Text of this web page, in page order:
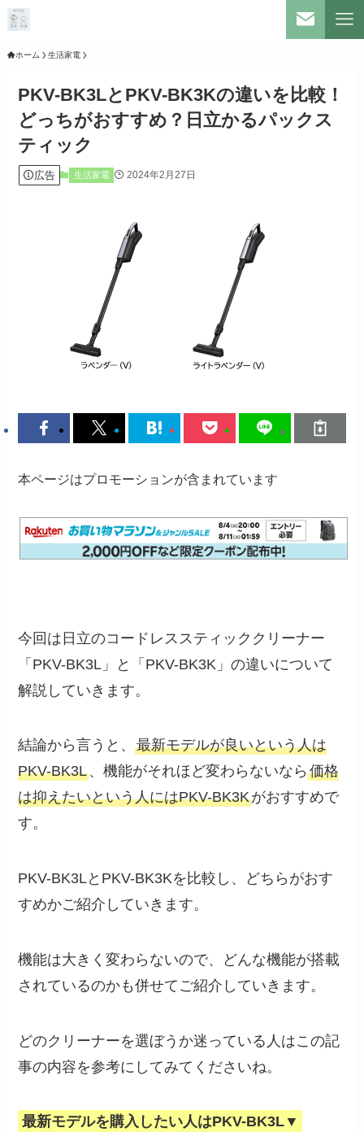
ホーム 生活家電
PKV-BK3LとPKV-BK3Kの違いを比較！
どっちがおすすめ？日立かるパックス
ティック
広告 生活家電 2024年2月27日
本ページはプロモーションが含まれています
今回は日立のコードレススティッククリーナー
「PKV-BK3L」と「PKV-BK3K」の違いについて
解説していきます。
結論から言うと、最新モデルが良いという人は
PKV-BK3L、機能がそれほど変わらないなら価格
は抑えたいという人にはPKV-BK3Kがおすすめで
す。
PKV-BK3LとPKV-BK3Kを比較し、どちらがおす
すめかご紹介していきます。
機能は大きく変わらないので、どんな機能が搭載
されているのかも併せてご紹介していきます。
どのクリーナーを選ぼうか迷っている人はこの記
事の内容を参考にしてみてくださいね。
最新モデルを購入したい人はPKV-BK3L▼